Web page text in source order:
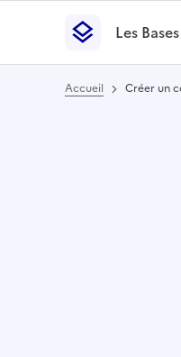
Les Bases du
Les
Accueil Créer un